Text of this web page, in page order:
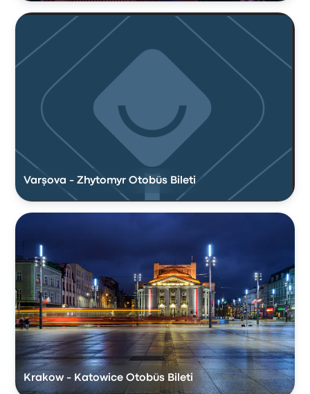
Varşova - Zhytomyr Otobüs Bileti
Krakow - Katowice Otobüs Bileti